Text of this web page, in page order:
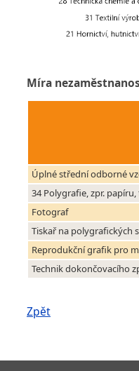
Míra
Úplné střední odborné
34 Polygrafie, zpr.
Fotograf
Tiskař na polygrafických
Reprodukční grafik pro
Technik dokončovacího
Zpět